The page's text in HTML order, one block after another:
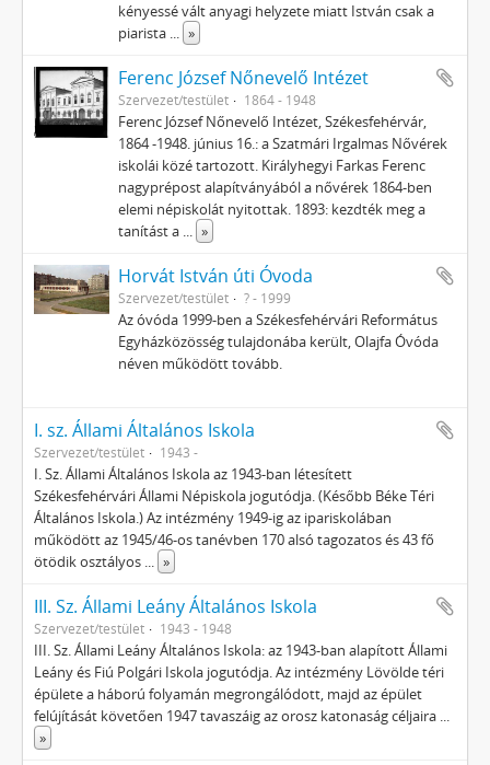
kényessé vált anyagi helyzete miatt István csak a
piarista ... »
Ferenc József Nőnevelő Intézet
Szervezet/testület 1864 - 1948
Ferenc József Nőnevelő Intézet, Székesfehérvár,
1864 -1948. június 16.: a Szatmári Irgalmas Nővérek
iskolái közé tartozott. Királyhegyi Farkas Ferenc
nagyprépost alapítványából a nővérek 1864-ben
elemi népiskolát nyitottak. 1893: kezdték meg a
tanítást a ... »
Horvát István úti Óvoda
Szervezet/testület ? - 1999
Az óvóda 1999-ben a Székesfehérvári Református
Egyházközösség tulajdonába került, Olajfa Óvóda
néven működött tovább.
I. sz. Állami Általános Iskola
Szervezet/testület 1943 -
I. Sz. Állami Általános Iskola az 1943-ban létesített
Székesfehérvári Állami Népiskola jogutódja. (Később Béke Téri
Általános Iskola.) Az intézmény 1949-ig az ipariskolában
működött az 1945/46-os tanévben 170 alsó tagozatos és 43 fő
ötödik osztályos ... »
III. Sz. Állami Leány Általános Iskola
Szervezet/testület 1943 - 1948
III. Sz. Állami Leány Általános Iskola: az 1943-ban alapított Állami
Leány és Fiú Polgári Iskola jogutódja. Az intézmény Lövölde téri
épülete a háború folyamán megrongálódott, majd az épület
felújítását követően 1947 tavaszáig az orosz katonaság céljaira ...
»